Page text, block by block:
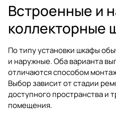
Встроенные и
коллекторные
По типу установки шкафы
и наружные. Оба варианта
отличаются способом
Выбор зависит от стадии
доступного пространства и
помещения.